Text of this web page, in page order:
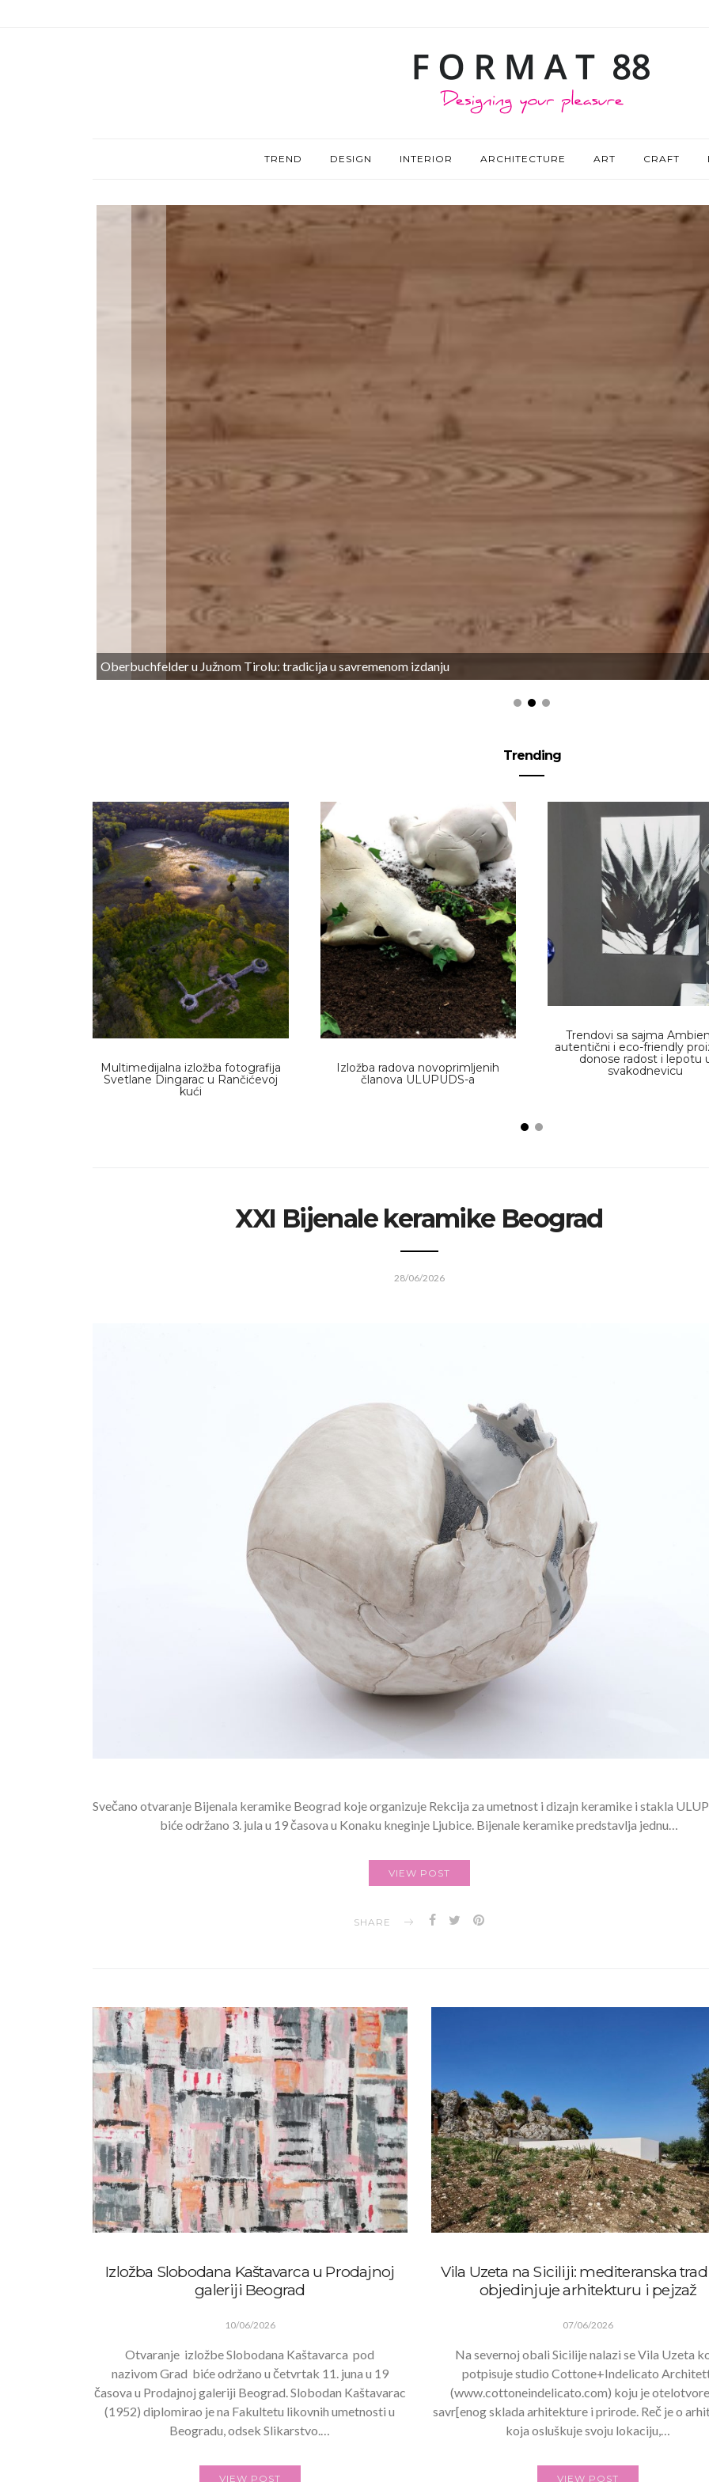
TREND DESIGN INTERIOR ARCHITECTURE ART CRAFT
Oberbuchfelder u Južnom Tirolu: tradicija u savremenom izdanju
Trending
Multimedijalna izložba fotografija
Svetlane Dingarac u Rančićevoj
kući
Izložba radova novoprimljenih
članova ULUPUDS-a
Trendovi sa sajma
autentični i eco-friendly
donose radost i lepotu
svakodnevicu
XXI Bijenale keramike Beograd
28/06/2026
Svečano otvaranje Bijenala keramike Beograd koje organizuje Rekcija za umetnost i dizajn keramike i stakla
biće održano 3. jula u 19 časova u Konaku kneginje Ljubice. Bijenale keramike predstavlja jednu…
VIEW POST
SHARE
Izložba Slobodana Kaštavarca u Prodajnoj
galeriji Beograd
10/06/2026
Otvaranje izložbe Slobodana Kaštavarca pod
nazivom Grad biće održano u četvrtak 11. juna u 19
časova u Prodajnoj galeriji Beograd. Slobodan Kaštavarac
(1952) diplomirao je na Fakultetu likovnih umetnosti u
Beogradu, odsek Slikarstvo.…
VIEW POST
Vila Uzeta na Siciliji: mediteranska
objedinjuje arhitekturu i pejzaž
07/06/2026
Na severnoj obali Sicilije nalazi se Vila Uzeta
potpisuje studio Cottone+Indelicato
(www.cottoneindelicato.com) koju je
savr[enog sklada arhitekture i prirode. Reč je o
koja osluškuje svoju lokaciju,…
VIEW POST